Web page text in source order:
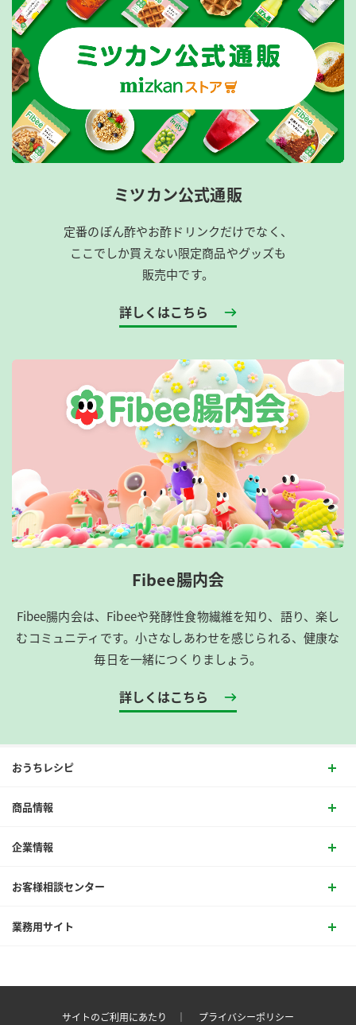
ミツカン公式通販
定番のぽん酢やお酢ドリンクだけでなく、
ここでしか買えない限定商品やグッズも
販売中です。
詳しくはこちら
Fibee腸内会
Fibee腸内会は、​Fibeeや発酵性食物繊維を知り、語り、楽し
むコミュニティです。​小さなしあわせを感じられる、健康な
毎日を一緒につくりましょう。
詳しくはこちら
おうちレシピ
商品情報
企業情報
お客様相談センター
業務用サイト
サイトのご利用にあたり ｜ プライバシーポリシー